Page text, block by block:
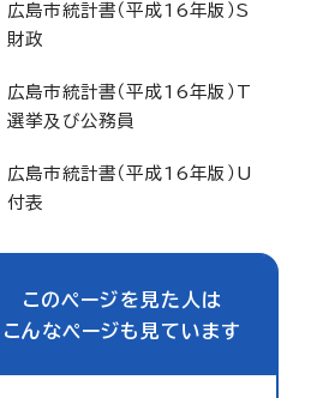
広島市統計書（平成16年版）S
財政
広島市統計書（平成16年版）T
選挙及び公務員
広島市統計書（平成16年版）U
付表
このページを見た人は
こんなページも見ています